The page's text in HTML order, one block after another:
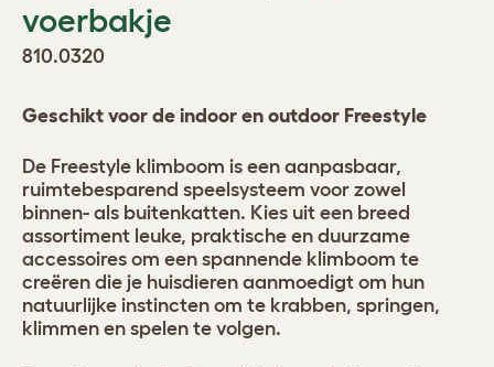
voerbakje
810.0320
Geschikt voor de indoor en outdoor Freestyle
De Freestyle klimboom is een aanpasbaar,
ruimtebesparend speelsysteem voor zowel
binnen- als buitenkatten. Kies uit een breed
assortiment leuke, praktische en duurzame
accessoires om een spannende klimboom te
creëren die je huisdieren aanmoedigt om hun
natuurlijke instincten om te krabben, springen,
klimmen en spelen te volgen.